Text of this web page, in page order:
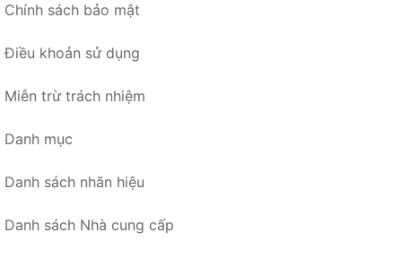
Chính sách bảo mật
Điều khoản sử dụng
Miễn trừ trách nhiệm
Danh mục
Danh sách nhãn hiệu
Danh sách Nhà cung cấp